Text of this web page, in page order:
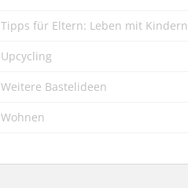
Tipps für Eltern: Leben mit Kindern
Upcycling
Weitere Bastelideen
Wohnen